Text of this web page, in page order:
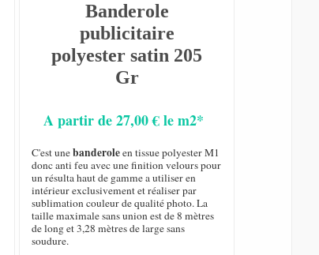
Banderole
publicitaire
polyester satin 205
Gr
A partir de 27,00 € le m2*
C'est unebanderoleen tissue polyester M1
donc anti feu avec une finition velours pour
un résulta haut de gamme a utiliser en
intérieur exclusivement et réaliser par
sublimation couleur de qualité photo. La
taille maximale sans union est de 8 mètres
de long et 3,28 mètres de large sans
soudure.